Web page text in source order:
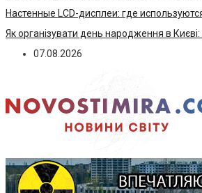
Настенные LCD-дисплеи: где
Як організувати день народження в Києві:
07.08.2026